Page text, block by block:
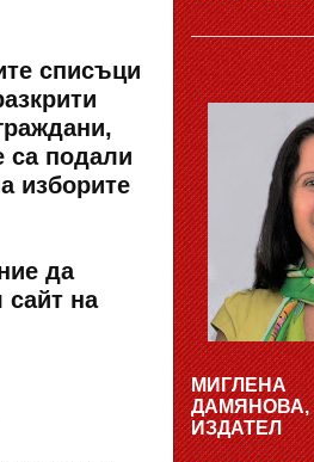
списъци
са подали
изборите
да
сайт на
МИГЛЕНА
ДАМЯНОВА,
ИЗДАТЕЛ